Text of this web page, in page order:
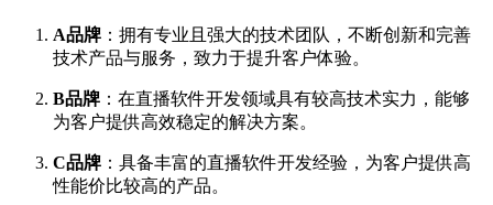
A品牌 ：拥有专业且强大的技术团队，不断创新和完善
技术产品与服务，致力于提升客户体验。
B品牌 ：在直播软件开发领域具有较高技术实力，能够
为客户提供高效稳定的解决方案。
C品牌 ：具备丰富的直播软件开发经验，为客户提供高
性能价比较高的产品。